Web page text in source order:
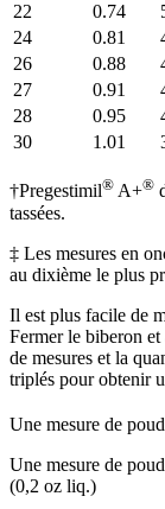
22
0.74
24
0.81
26
0.88
27
0.91
28
0.95
30
1.01
†Pregestimil® A+®
tassées.
‡ Les mesures en
au dixième le plus
Il est plus facile de
Fermer le biberon
de mesures et la
triplés pour obtenir
Une mesure de
Une mesure de
(0,2 oz liq.)